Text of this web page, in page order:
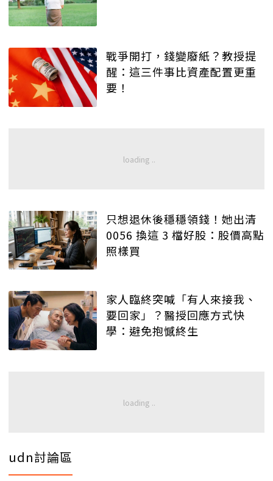
戰爭開打，錢變廢紙？教授提
醒：這三件事比資產配置更重
要！
只想退休後穩穩領錢！她出清
0056 換這 3 檔好股：股價高點
照樣買
家人臨終突喊「有人來接我、
要回家」？醫授回應方式快
學：避免抱憾終生
udn討論區